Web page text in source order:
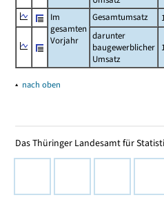
Im
gesamten
Vorjahr
Gesamtumsatz
darunter
baugewerblicher
Umsatz
▴ nach oben
Das Thüringer Landesamt für